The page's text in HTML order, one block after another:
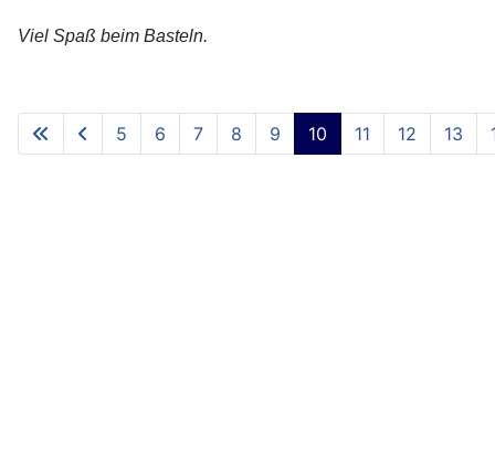
Viel Spaß beim Basteln.
Seite 10 von 66
5 6 7 8 9 10 11 12 13